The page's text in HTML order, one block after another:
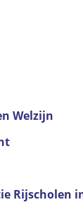
Welzijn